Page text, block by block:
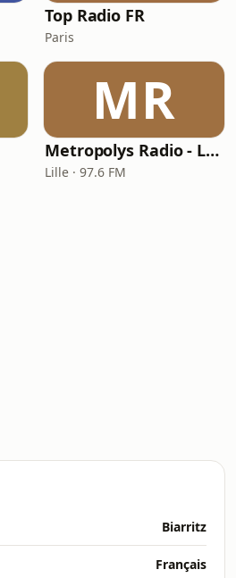
Top Radio FR
Paris
MR
Metropolys Radio - Lille
Lille · 97.6 FM
Biarritz
Français